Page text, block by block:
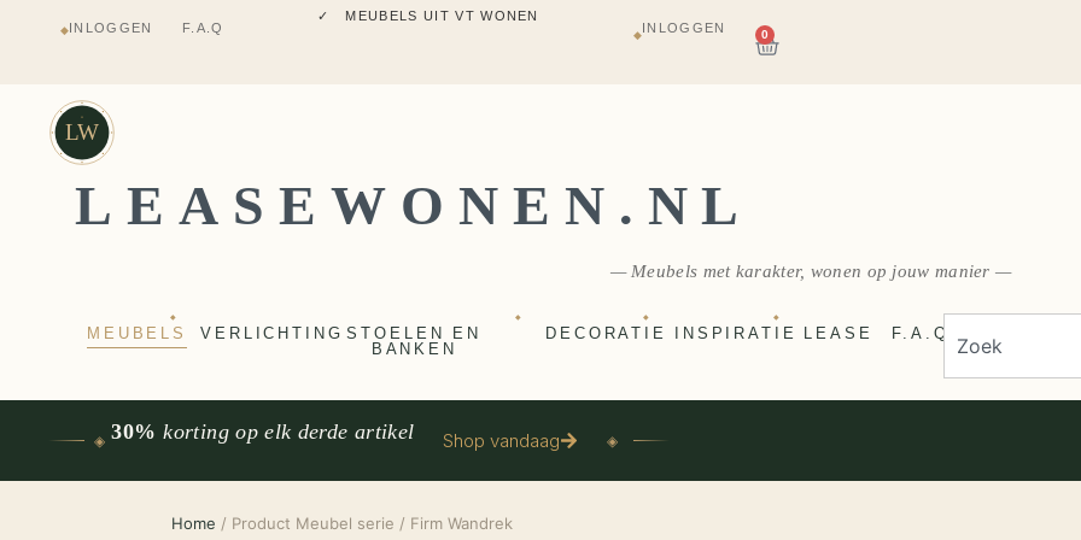
◆INLOGGEN F.A.Q
✓ MEUBELS UIT VT WONEN
◆INLOGGEN 0
LW
LEASEWONEN.NL
— Meubels met karakter, wonen op jouw manier —
MEUBELS
◆
VERLICHTING STOELEN EN
BANKEN
◆
DECORATIE
◆
INSPIRATIE
◆
LEASE F.A.Q
◈ 30% korting op elk derde artikel Shop vandaag ◈
Home / Product Meubel serie / Firm Wandrek